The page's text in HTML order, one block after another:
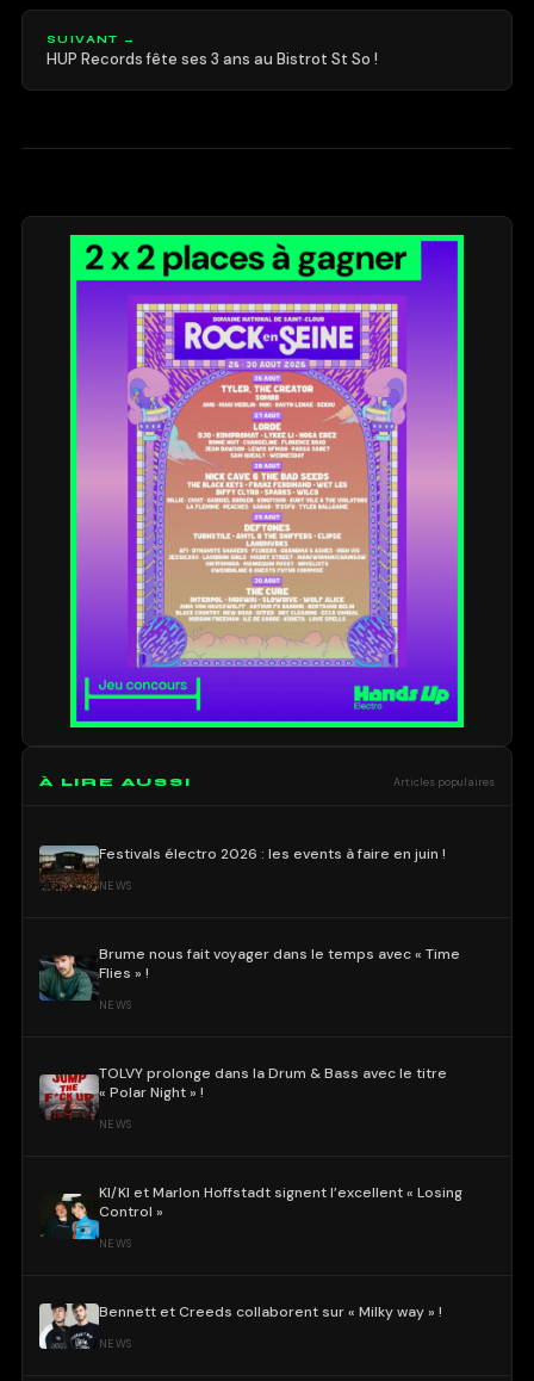
SUIVANT →
HUP Records fête ses 3 ans au Bistrot St So !
À LIRE AUSSI Articles populaires
Festivals électro 2026 : les events à faire en juin !
NEWS
Brume nous fait voyager dans le temps avec « Time
Flies » !
NEWS
TOLVY prolonge dans la Drum & Bass avec le titre
« Polar Night » !
NEWS
KI/KI et Marlon Hoffstadt signent l’excellent « Losing
Control »
NEWS
Bennett et Creeds collaborent sur « Milky way » !
NEWS